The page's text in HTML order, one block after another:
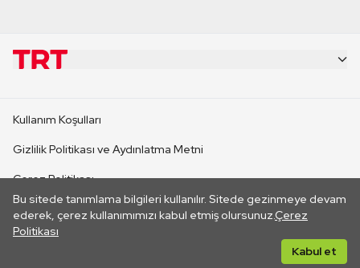
Bu sitede tanımlama bilgileri kullanılır. Sitede gezinmeye devam
ederek, çerez kullanımımızı kabul etmiş olursunuz.Çerez
Politikası
Kabul et
CANLI YAYINLAR
Kullanım Koşulları
Gizlilik Politikası ve Aydınlatma Metni
Çerez Politikası
İletişim
Her hakkı saklıdır. ©2026 TRT. Bağlantı yoluyla gidilen dış